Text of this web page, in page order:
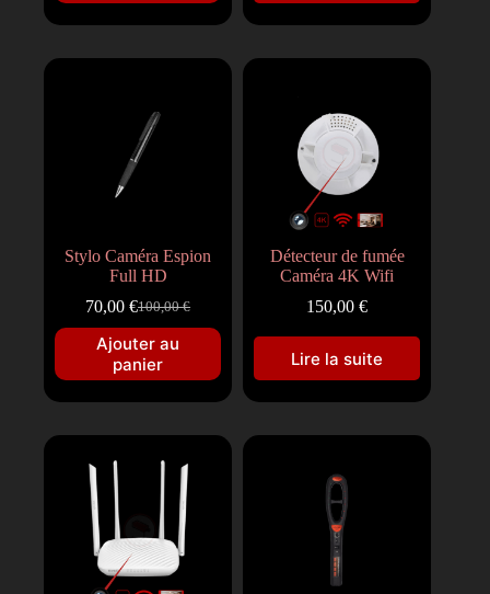
Stylo Caméra Espion
Full HD
100,00€
70,00€
Ajouter au
panier
Détecteur de fumée
Caméra 4K Wifi
150,00€
Lire la suite